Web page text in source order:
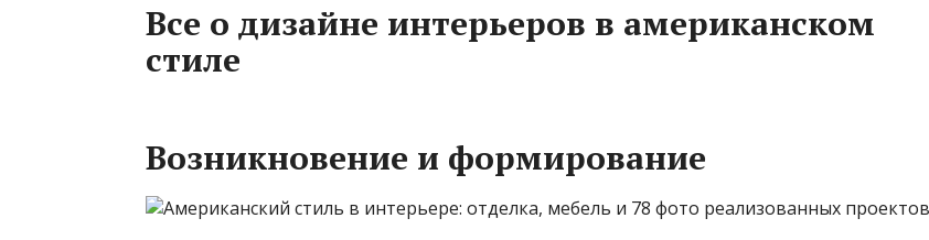
Все о дизайне интерьеров в американском
стиле
Возникновение и формирование